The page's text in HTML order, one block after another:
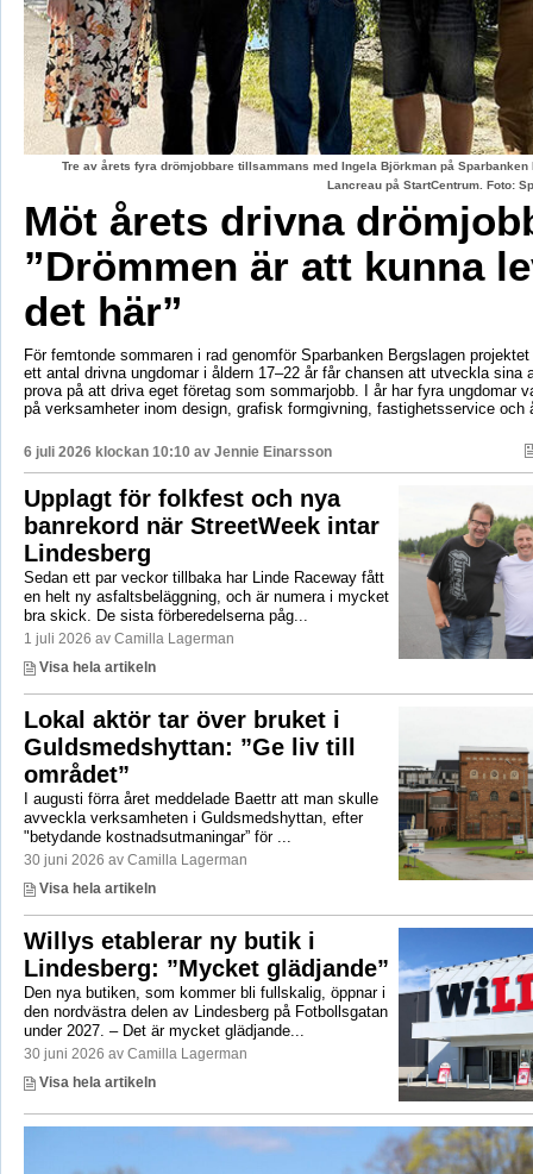
Tre av årets fyra drömjobbare tillsammans med Ingela Björkman på
Lancreau på StartCentrum. Foto:
Möt årets drivna
”Drömmen är att kunna
det här”
För femtonde sommaren i rad genomför Sparbanken Bergslagen
ett antal drivna ungdomar i åldern 17–22 år får chansen att utveckla sina
prova på att driva eget företag som sommarjobb. I år har fyra ungdomar
på verksamheter inom design, grafisk formgivning, fastighetsservice och
6 juli 2026 klockan 10:10 av Jennie Einarsson
Upplagt för folkfest och nya
banrekord när StreetWeek intar
Lindesberg
Sedan ett par veckor tillbaka har Linde Raceway fått
en helt ny asfaltsbeläggning, och är numera i mycket
bra skick. De sista förberedelserna påg...
1 juli 2026 av Camilla Lagerman
Visa hela artikeln
Lokal aktör tar över bruket i
Guldsmedshyttan: ”Ge liv till
området”
I augusti förra året meddelade Baettr att man skulle
avveckla verksamheten i Guldsmedshyttan, efter
"betydande kostnadsutmaningar” för ...
30 juni 2026 av Camilla Lagerman
Visa hela artikeln
Willys etablerar ny butik i
Lindesberg: ”Mycket glädjande”
Den nya butiken, som kommer bli fullskalig, öppnar i
den nordvästra delen av Lindesberg på Fotbollsgatan
under 2027. – Det är mycket glädjande...
30 juni 2026 av Camilla Lagerman
Visa hela artikeln